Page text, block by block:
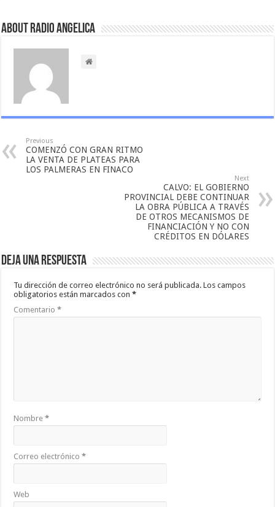
About Radio Angelica
Previous
COMENZÓ CON GRAN RITMO
LA VENTA DE PLATEAS PARA
LOS PALMERAS EN FINACO
Next
CALVO: EL GOBIERNO
PROVINCIAL DEBE CONTINUAR
LA OBRA PÚBLICA A TRAVÉS
DE OTROS MECANISMOS DE
FINANCIACIÓN Y NO CON
CRÉDITOS EN DÓLARES
Deja una respuesta
Tu dirección de correo electrónico no será publicada. Los campos
obligatorios están marcados con*
Comentario*
Nombre*
Correo electrónico*
Web